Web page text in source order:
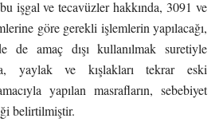
işgal ve tecavüzler hakkında, 3091 ve
göre gerekli işlemlerin yapılacağı,
de amaç dışı kullanılmak suretiyle
yaylak ve kışlakları tekrar eski
yapılan masrafların, sebebiyet
belirtilmiştir.